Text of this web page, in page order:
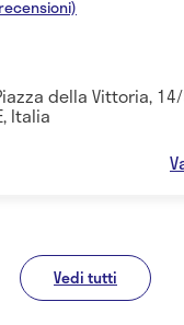
della Vittoria,
Italia
Vedi tutti